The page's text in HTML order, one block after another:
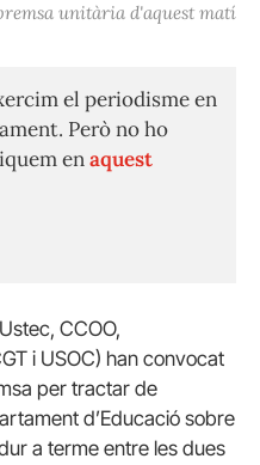
unitària d'aquest matí
el periodisme en
Però no ho
enaquest
Ustec, CCOO,
i USOC) han convocat
per tractar de
d’Educació sobre
a terme entre les dues